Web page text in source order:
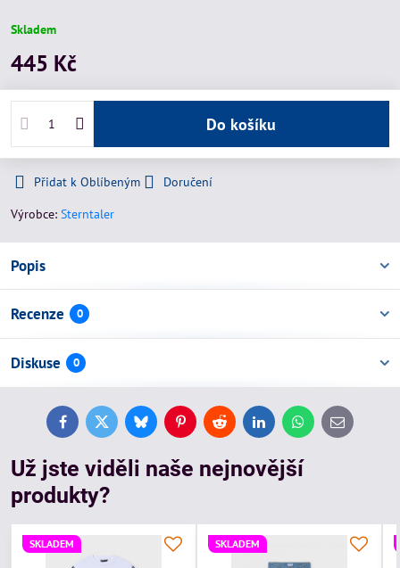
Skladem
445 Kč
Do košíku
Přidat k Oblíbeným
Doručení
Výrobce: Sterntaler
Popis
Recenze 0
Diskuse 0
FacebookTwitterBlueskyPinterestReddit LinkedInWhatsApp
E-
mail
Už jste viděli naše nejnovější
produkty?
SKLADEM SKLADEM